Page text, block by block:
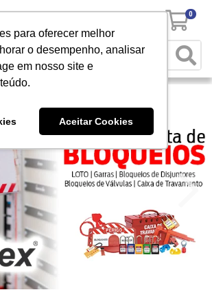
para oferecer melhor
o desempenho, analisar
em nosso site e
Aceitar Cookies
0